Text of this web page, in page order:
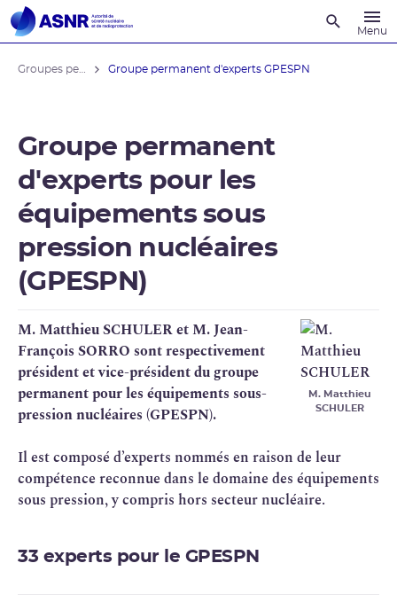
Menu
Groupe permanent d'experts GPESPN
Groupe permanent
d'experts pour les
équipements sous
pression nucléaires
(GPESPN)
M. Matthieu
SCHULER
M. Matthieu SCHULER et M. Jean-
François SORRO sont respectivement
président et vice-président du groupe
permanent pour les équipements sous-
pression nucléaires (GPESPN).
Il est composé d’experts nommés en raison de leur
compétence reconnue dans le domaine des équipements
sous pression, y compris hors secteur nucléaire.
33 experts pour le GPESPN